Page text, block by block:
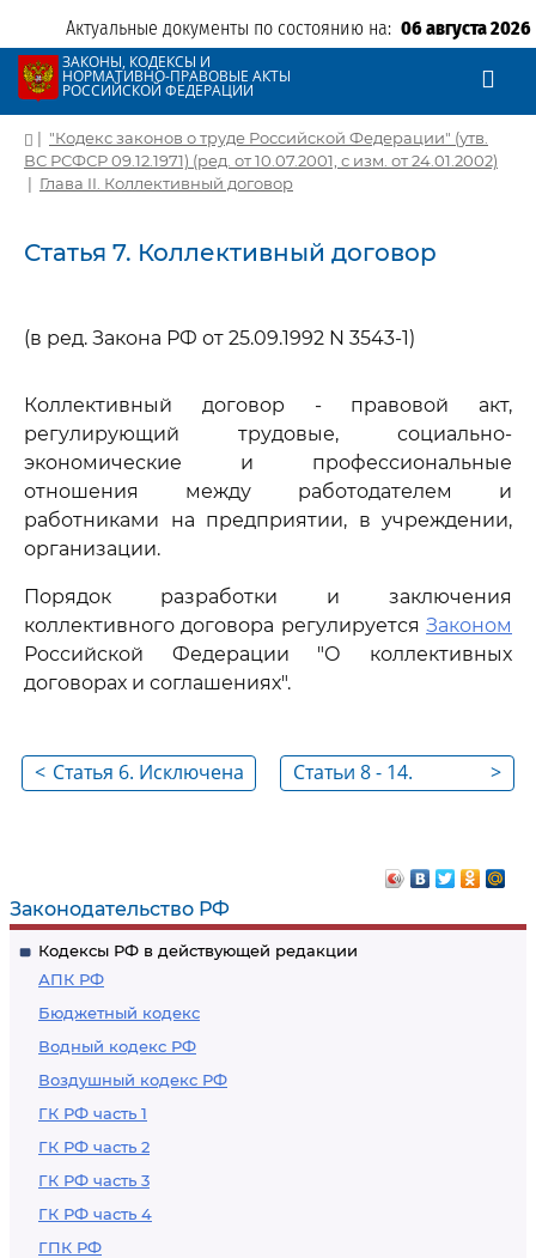
Актуальные документы по состоянию на: 06 августа 2026
ЗАКОНЫ, КОДЕКСЫ И
НОРМАТИВНО-ПРАВОВЫЕ АКТЫ
РОССИЙСКОЙ ФЕДЕРАЦИИ
Законодательство РФ
Кодексы РФ в действующей редакции
АПК РФ
Бюджетный кодекс
Водный кодекс РФ
Воздушный кодекс РФ
ГК РФ часть 1
ГК РФ часть 2
ГК РФ часть 3
ГК РФ часть 4
ГПК РФ
| "Кодекс законов о труде Российской Федерации" (утв.
ВС РСФСР 09.12.1971) (ред. от 10.07.2001, с изм. от 24.01.2002)
| Глава II. Коллективный договор
Статья 7. Коллективный договор
(в ред. Закона РФ от 25.09.1992 N 3543-1)
Коллективный договор - правовой акт,
регулирующий трудовые, социально-
экономические и профессиональные
отношения между работодателем и
работниками на предприятии, в учреждении,
организации.
Порядок разработки и заключения
коллективного договора регулируется Законом
Российской Федерации "О коллективных
договорах и соглашениях".
< Статья 6. Исключена >
Статьи 8 - 14.